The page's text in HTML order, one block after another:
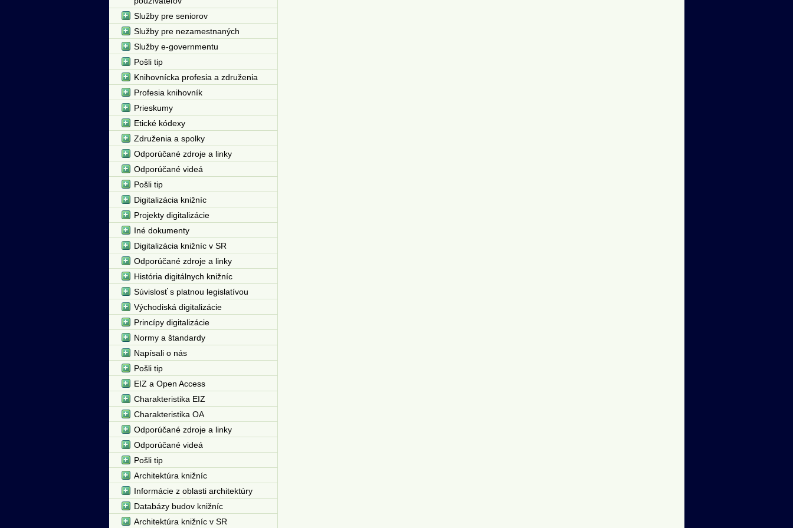
Služby pre seniorov
Služby pre nezamestnaných
Služby e-governmentu
Pošli tip
Knihovnícka profesia a združenia
Profesia knihovník
Prieskumy
Etické kódexy
Združenia a spolky
Odporúčané zdroje a linky
Odporúčané videá
Pošli tip
Digitalizácia knižníc
Projekty digitalizácie
Iné dokumenty
Digitalizácia knižníc v SR
Odporúčané zdroje a linky
História digitálnych knižníc
Súvislosť s platnou legislatívou
Východiská digitalizácie
Princípy digitalizácie
Normy a štandardy
Napísali o nás
Pošli tip
EIZ a Open Access
Charakteristika EIZ
Charakteristika OA
Odporúčané zdroje a linky
Odporúčané videá
Pošli tip
Architektúra knižníc
Informácie z oblasti architektúry
Databázy budov knižníc
Architektúra knižníc v SR